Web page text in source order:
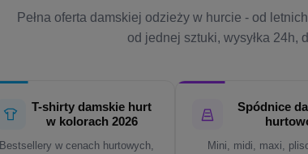
Pełna oferta damskiej odzieży w hurcie - od
od jednej sztuki, wysyłka 24h,
T-shirty damskie hurt
w kolorach 2026
Bestsellery w cenach hurtowych,
Spódnice
Mini, midi, maxi,